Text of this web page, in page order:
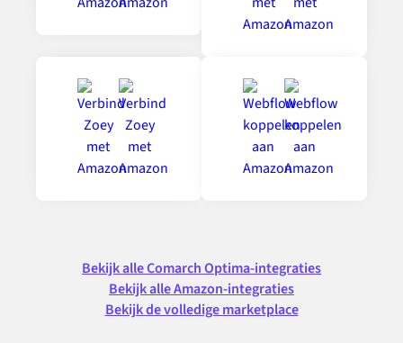
Bekijk alle Comarch Optima-integraties
Bekijk alle Amazon-integraties
Bekijk de volledige marketplace